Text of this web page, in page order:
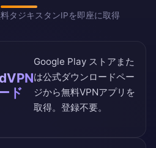
タジキスタンIPを即座に取得
ド
Google Play ストア また
は公式ダウンロードペー
ジから無料VPNアプリを
取得。登録不要。